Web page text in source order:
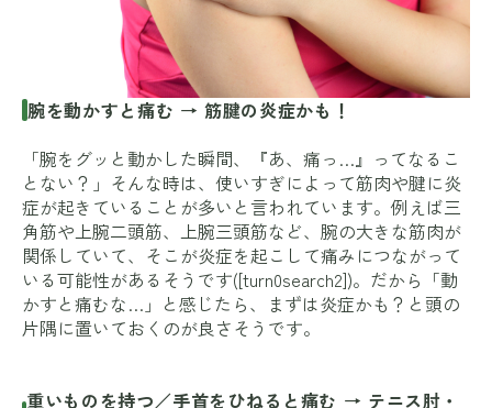
腕を動かすと痛む → 筋腱の炎症かも！
「腕をグッと動かした瞬間、『あ、痛っ…』ってなるこ
とない？」そんな時は、使いすぎによって筋肉や腱に炎
症が起きていることが多いと言われています。例えば三
角筋や上腕二頭筋、上腕三頭筋など、腕の大きな筋肉が
関係していて、そこが炎症を起こして痛みにつながって
いる可能性があるそうです([turn0search2])。だから「動
かすと痛むな…」と感じたら、まずは炎症かも？と頭の
片隅に置いておくのが良さそうです。
重いものを持つ／手首をひねると痛む → テニス肘・